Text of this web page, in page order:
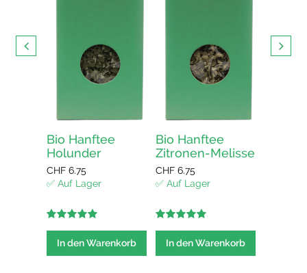
Bio Hanftee
Holunder
CHF 6.75
✅ Auf Lager
5.00out of
In den Warenkorb
Bio Hanftee
Zitronen-Melisse
CHF 6.75
✅ Auf Lager
5.00out of
In den Warenkorb
✅ Auf